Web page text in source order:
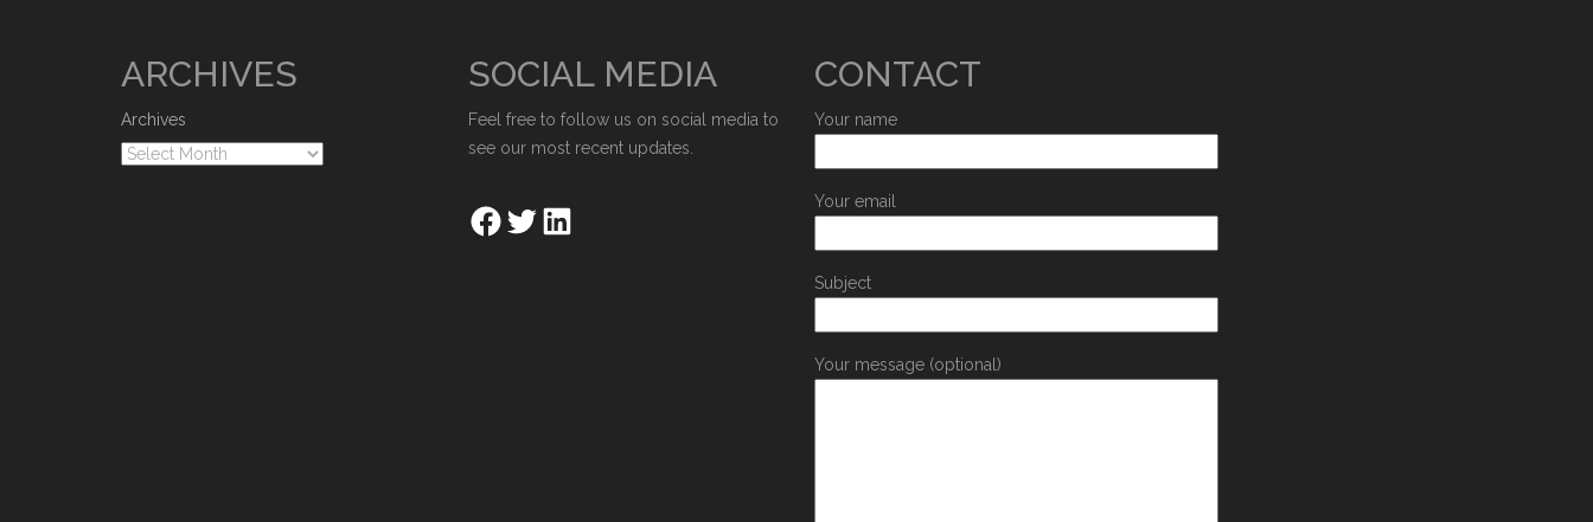
ARCHIVES
Archives
SOCIAL MEDIA
Feel free to follow us on social media to
see our most recent updates.
CONTACT
Your name
Your email
Subject
Your message (optional)